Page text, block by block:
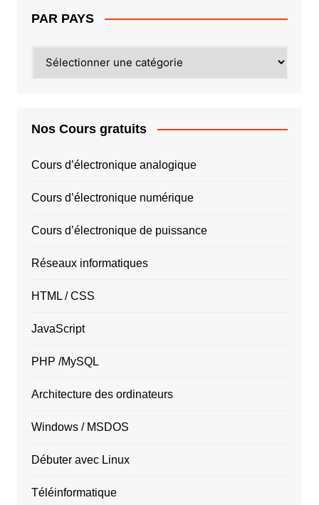
PAR PAYS
PAYS
Nos Cours gratuits
Cours d’électronique analogique
Cours d’électronique numérique
Cours d’électronique de puissance
Réseaux informatiques
HTML / CSS
JavaScript
PHP /MySQL
Architecture des ordinateurs
Windows / MSDOS
Débuter avec Linux
Téléinformatique